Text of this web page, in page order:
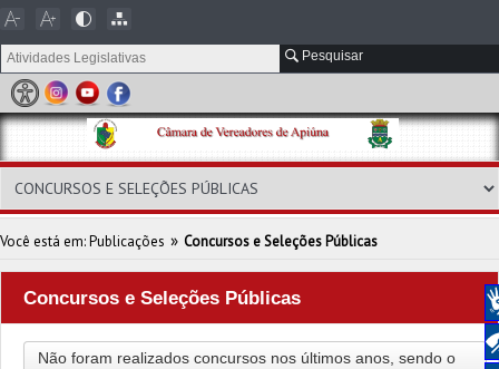
Pesquisar
Você está em:Publicações » Concursos e Seleções Públicas
Concursos e Seleções Públicas
Não foram realizados concursos nos últimos anos, sendo o